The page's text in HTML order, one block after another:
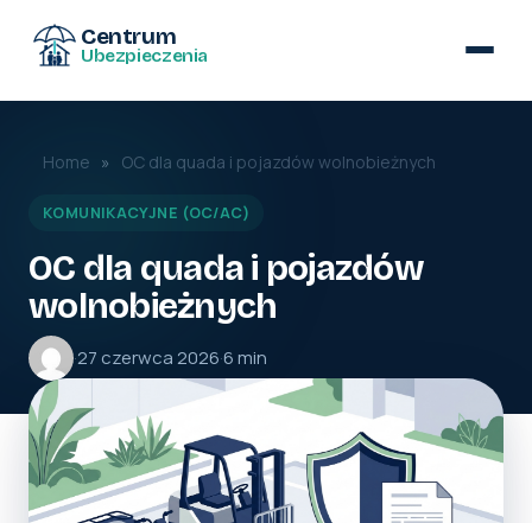
Centrum
Ubezpieczenia
Home » OC dla quada i pojazdów wolnobieżnych
KOMUNIKACYJNE (OC/AC)
OC dla quada i pojazdów
wolnobieżnych
·27 czerwca 2026·6 min